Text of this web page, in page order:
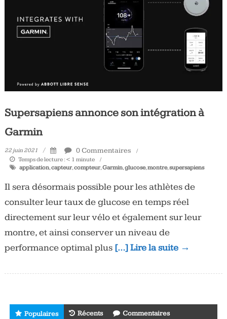
jours,
triathlon
Supersapiens annonce son intégration à
Garmin
22 juin 2021 0 Commentaires
Temps de lecture : < 1 minute
application,capteur,compteur,Garmin,glucose,montre,supersapiens
Il sera désormais possible pour les athlètes de
consulter leur taux de glucose en temps réel
directement sur leur vélo et également sur leur
montre, et ainsi conserver un niveau de
performance optimal plus […] Lire la suite →
Populaires Récents Commentaires